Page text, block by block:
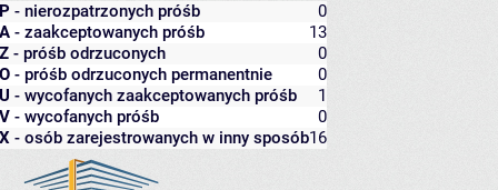
P - nierozpatrzonych próśb
0
A - zaakceptowanych próśb
13
Z - próśb odrzuconych
0
O - próśb odrzuconych permanentnie
0
U - wycofanych zaakceptowanych próśb
1
V - wycofanych próśb
0
X - osób zarejestrowanych w inny sposób16